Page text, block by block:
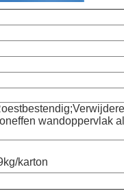
wandoppervlak
karton